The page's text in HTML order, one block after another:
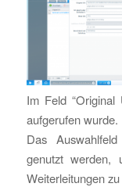
Im Feld
aufgerufen wurde.
Das
genutzt werden,
Weiterleitungen